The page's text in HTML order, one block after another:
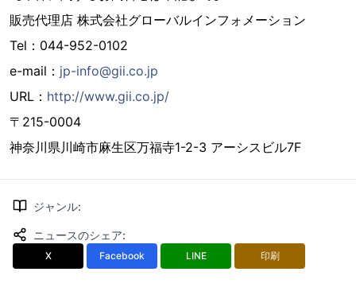
販売代理店 株式会社グローバルインフォメーション
Tel：044-952-0102
e-mail： jp-info@gii.co.jp
URL： http://www.gii.co.jp/
〒215-0004
神奈川県川崎市麻生区万福寺1-2-3 アーシスビル7F
ジャンル:
ニュースのシェア:
X Facebook LINE 印刷